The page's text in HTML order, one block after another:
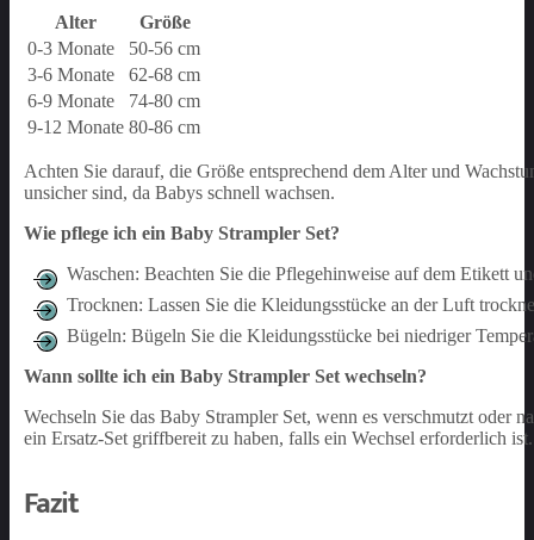
Alter
Größe
0-3 Monate
50-56 cm
3-6 Monate
62-68 cm
6-9 Monate
74-80 cm
9-12 Monate 80-86 cm
Achten Sie darauf, die Größe entsprechend dem Alter und
unsicher sind, da Babys schnell wachsen.
Wie pflege ich ein Baby Strampler Set?
Waschen: Beachten Sie die Pflegehinweise auf dem Etikett
Trocknen: Lassen Sie die Kleidungsstücke an der Luft
Bügeln: Bügeln Sie die Kleidungsstücke bei niedriger
Wann sollte ich ein Baby Strampler Set wechseln?
Wechseln Sie das Baby Strampler Set, wenn es verschmutzt oder
ein Ersatz-Set griffbereit zu haben, falls ein Wechsel erforderlich ist.
Fazit